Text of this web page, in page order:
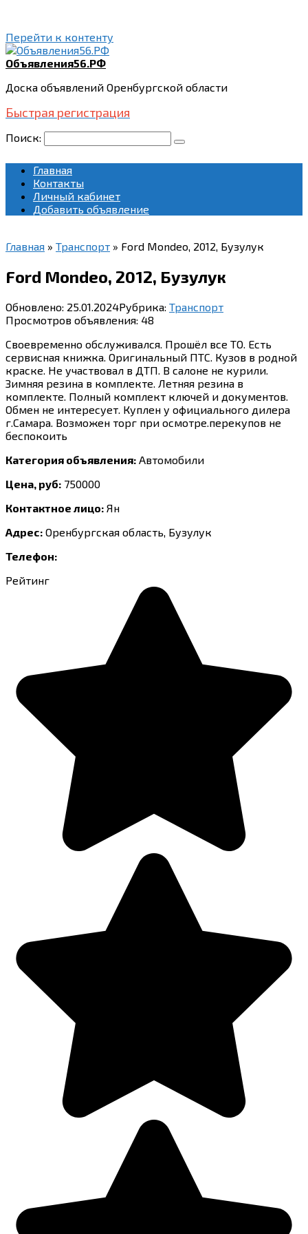
Перейти к контенту
Объявления56.РФ
Доска объявлений Оренбургской области
Быстрая регистрация
Поиск:
Главная
Контакты
Личный кабинет
Добавить объявление
Главная » Транспорт » Ford Mondeo, 2012, Бузулук
Ford Mondeo, 2012, Бузулук
Обновлено: 25.01.2024Рубрика: Транспорт
Просмотров объявления: 48
Своевременно обслуживался. Прошёл все ТО. Есть
сервисная книжка. Оригинальный ПТС. Кузов в родной
краске. Не участвовал в ДТП. В салоне не курили.
Зимняя резина в комплекте. Летняя резина в
комплекте. Полный комплект ключей и документов.
Обмен не интересует. Куплен у официального дилера
г.Самара. Возможен торг при осмотре.перекупов не
беспокоить
Категория объявления: Автомобили
Цена, руб: 750000
Контактное лицо: Ян
Адрес: Оренбургская область, Бузулук
Телефон:
Рейтинг